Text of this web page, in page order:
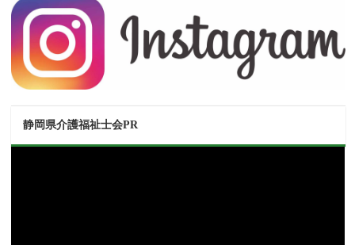
静岡県介護福祉士会PR